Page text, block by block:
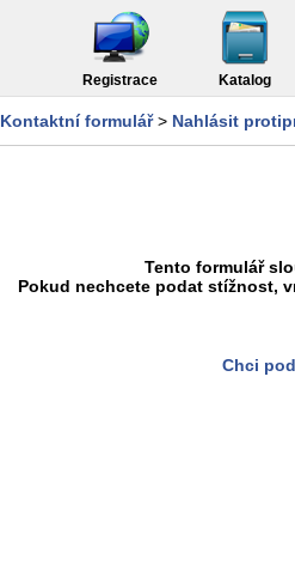
Registrace Katalog
Kontaktní formulář> Nahlásit
Tento formulář
Pokud nechcete podat stížnost,
Chci